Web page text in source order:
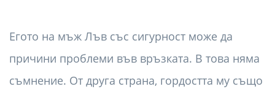
Егото на мъж Лъв със сигурност може да
причини проблеми във връзката. В това няма
съмнение. От друга страна, гордостта му също